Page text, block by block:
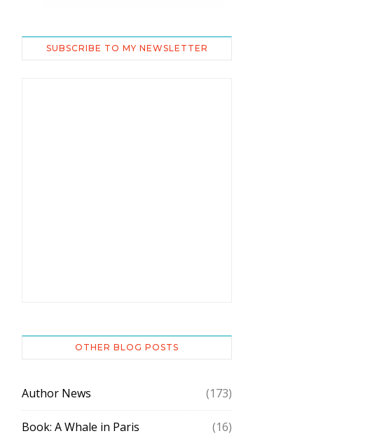
SUBSCRIBE TO MY NEWSLETTER
OTHER BLOG POSTS
Author News (173)
Book: A Whale in Paris (16)